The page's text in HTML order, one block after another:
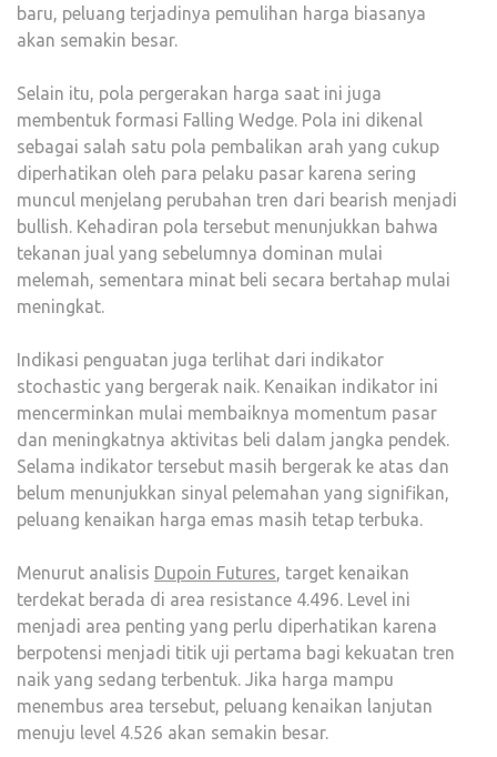
baru, peluang terjadinya pemulihan harga biasanya
akan semakin besar.
Selain itu, pola pergerakan harga saat ini juga
membentuk formasi Falling Wedge. Pola ini dikenal
sebagai salah satu pola pembalikan arah yang cukup
diperhatikan oleh para pelaku pasar karena sering
muncul menjelang perubahan tren dari bearish menjadi
bullish. Kehadiran pola tersebut menunjukkan bahwa
tekanan jual yang sebelumnya dominan mulai
melemah, sementara minat beli secara bertahap mulai
meningkat.
Indikasi penguatan juga terlihat dari indikator
stochastic yang bergerak naik. Kenaikan indikator ini
mencerminkan mulai membaiknya momentum pasar
dan meningkatnya aktivitas beli dalam jangka pendek.
Selama indikator tersebut masih bergerak ke atas dan
belum menunjukkan sinyal pelemahan yang signifikan,
peluang kenaikan harga emas masih tetap terbuka.
Menurut analisis Dupoin Futures, target kenaikan
terdekat berada di area resistance 4.496. Level ini
menjadi area penting yang perlu diperhatikan karena
berpotensi menjadi titik uji pertama bagi kekuatan tren
naik yang sedang terbentuk. Jika harga mampu
menembus area tersebut, peluang kenaikan lanjutan
menuju level 4.526 akan semakin besar.